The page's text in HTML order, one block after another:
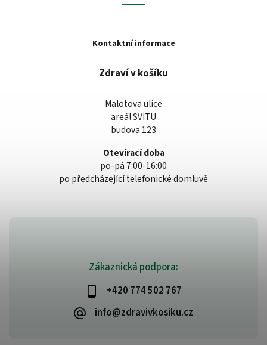
Zákaznická podpora:
+420 774 502 767
info@zdravivkosiku.cz
Kontaktní informace
Zdraví v košíku
Malotova ulice
areál SVITU
budova 123
Otevírací doba
po-pá 7:00-16:00
po předcházející telefonické domluvě